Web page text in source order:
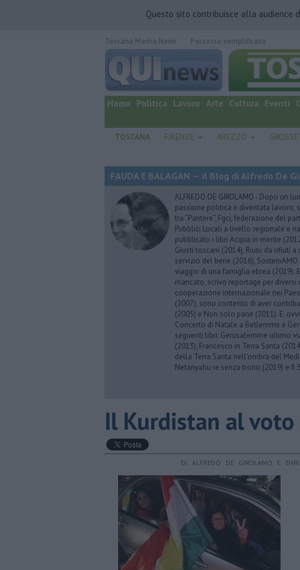
Questo sito contribuisce alla audience
quotidiano online.
Home Politica Lavoro Arte Cultura Eventi
TOSCANA FIRENZE AREZZO
FAUDA E BALAGAN — il Blog di Alfredo De
ALFREDO DE GIROLAMO - Dopo un
passione politica è diventata lavoro,
tra “Pantere”, Fgci, federazione del
Pubblici Locali a livello regionale e
pubblicato i libri Acqua in mente
Giusti toscani (2014), Riusi: da rifiuti
servizio del bene (2016),
viaggio di una famiglia ebrea (2019).
mancato, scrivo reportage per
cooperazione internazionale nei
(2007), sono contento di aver
(2005) e Non solo pane (2011). E,
Concerto di Natale a Betlemme e
seguenti libri: Gerusalemme ultimo
(2013), Francesco in Terra Santa
della Terra Santa nell'ombra del
Netanyahu re senza trono (2019) e Il
Il Kurdistan al
DI ALFREDO DE GIROLAMO E